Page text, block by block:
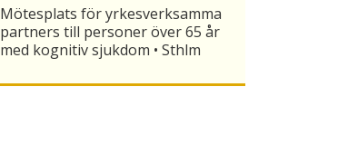
Mötesplats för yrkesverksamma
partners till personer över 65 år
med kognitiv sjukdom • Sthlm